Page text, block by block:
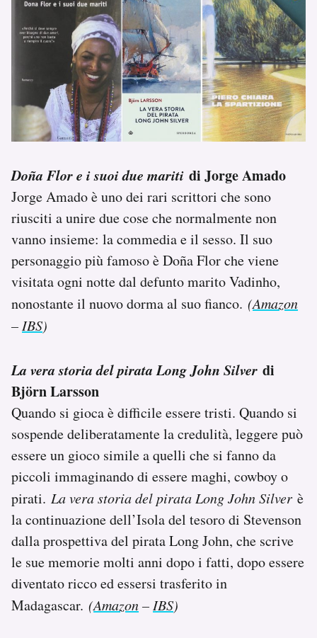
Doña Flor e i suoi due mariti di Jorge Amado
Jorge Amado è uno dei rari scrittori che sono
riusciti a unire due cose che normalmente non
vanno insieme: la commedia e il sesso. Il suo
personaggio più famoso è Doña Flor che viene
visitata ogni notte dal defunto marito Vadinho,
nonostante il nuovo dorma al suo fianco. (Amazon
– IBS)
La vera storia del pirata Long John Silver di
Björn Larsson
Quando si gioca è difficile essere tristi. Quando si
sospende deliberatamente la credulità, leggere può
essere un gioco simile a quelli che si fanno da
piccoli immaginando di essere maghi, cowboy o
pirati. La vera storia del pirata Long John Silver è
la continuazione dell’Isola del tesoro di Stevenson
dalla prospettiva del pirata Long John, che scrive
le sue memorie molti anni dopo i fatti, dopo essere
diventato ricco ed essersi trasferito in
Madagascar. (Amazon– IBS)